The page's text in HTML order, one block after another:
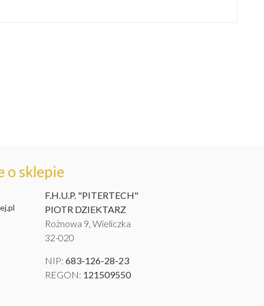
o sklepie
F.H.U.P. "PITERTECH"
PIOTR DZIEKTARZ
Rożnowa 9, Wieliczka
32-020
NIP: 683-126-28-23
REGON: 121509550